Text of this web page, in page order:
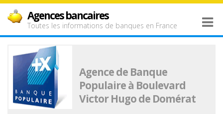
Agences bancaires
Toutes les informations de banques en France
Agence de Banque
Populaire à Boulevard
Victor Hugo de Domérat